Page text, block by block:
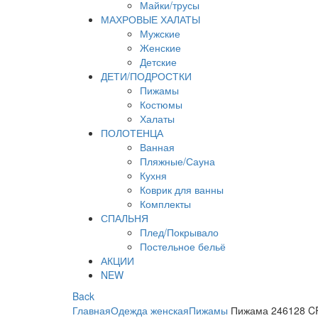
Майки/трусы
МАХРОВЫЕ ХАЛАТЫ
Мужские
Женские
Детские
ДЕТИ/ПОДРОСТКИ
Пижамы
Костюмы
Халаты
ПОЛОТЕНЦА
Ванная
Пляжные/Сауна
Кухня
Коврик для ванны
Комплекты
СПАЛЬНЯ
Плед/Покрывало
Постельное бельё
АКЦИИ
NEW
Back
ГлавнаяОдежда женскаяПижамы Пижама 246128